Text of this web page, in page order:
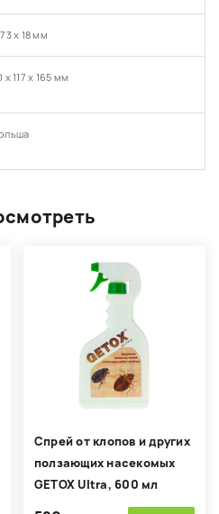
х 18 мм
х 117 х 165 мм
Спрей от клопов и других
ползающих насекомых
GETOX Ultra, 600 мл